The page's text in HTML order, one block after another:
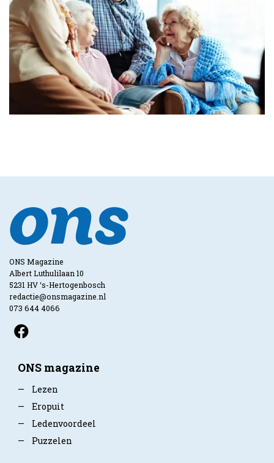
ONS Magazine
Albert Luthulilaan 10
5231 HV ‘s-Hertogenbosch
redactie@onsmagazine.nl
073 644 4066
ONS magazine
—
Lezen
—
Eropuit
—
Ledenvoordeel
—
Puzzelen